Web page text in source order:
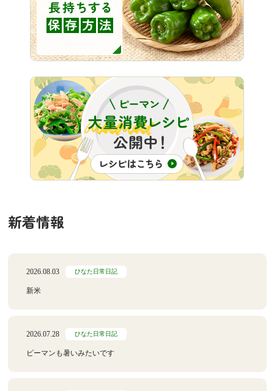
新着情報
2026.08.03 ひなた日常日記
新米
2026.07.28 ひなた日常日記
ピーマンも暑いみたいです